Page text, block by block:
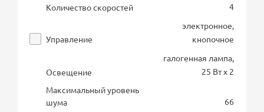
Количество скоростей
4
Управление
электронное,
кнопочное
Освещение
галогенная лампа,
25 Вт х 2
Максимальный уровень
шума
66